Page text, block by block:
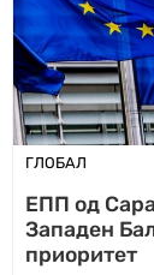
ГЛОБАЛ
ЕПП од
Западен
приоритет